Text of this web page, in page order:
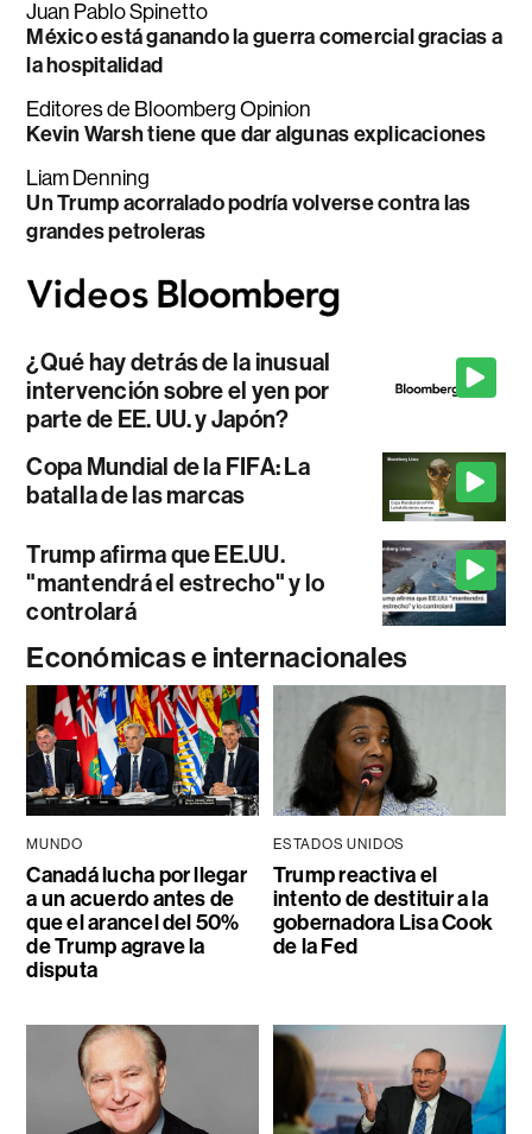
Juan Pablo Spinetto
México está ganando la guerra comercial gracias a
la hospitalidad
Editores de Bloomberg Opinion
Kevin Warsh tiene que dar algunas explicaciones
Liam Denning
Un Trump acorralado podría volverse contra las
grandes petroleras
¿Qué hay detrás de la inusual
intervención sobre el yen por
parte de EE. UU. y Japón?
Copa Mundial de la FIFA: La
batalla de las marcas
Trump afirma que EE.UU.
"mantendrá el estrecho" y lo
controlará
Económicas e internacionales
MUNDO
Canadá lucha por llegar
a un acuerdo antes de
que el arancel del 50%
de Trump agrave la
disputa
ESTADOS UNIDOS
Trump reactiva el
intento de destituir a la
gobernadora Lisa Cook
de la Fed